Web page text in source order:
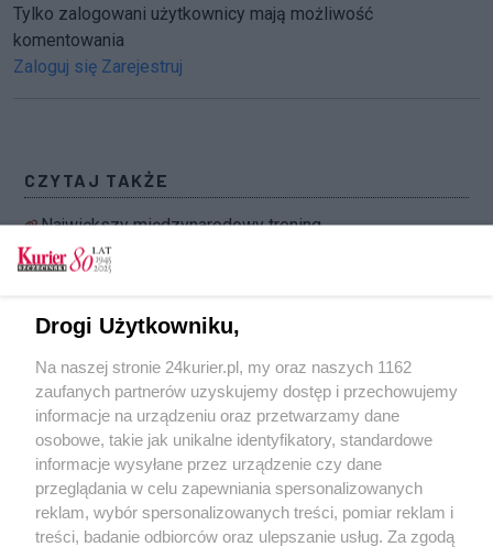
Tylko zalogowani użytkownicy mają możliwość
komentowania
Zaloguj się Zarejestruj
CZYTAJ TAKŻE
Największy międzynarodowy trening
współczesnych wikingów. Wojowie
przygotowują się do bitwy
Rosja atakuje zachodnią Ukrainę. Polskie siły w
pełnej gotowości do reakcji
Policja zatrzymała Ziobrę. Miał być przymusowo
doprowadzony na komisję śledczą
POGODA
16℃
Drogi Użytkowniku,
Na naszej stronie 24kurier.pl, my oraz naszych 1162
zaufanych partnerów uzyskujemy dostęp i przechowujemy
informacje na urządzeniu oraz przetwarzamy dane
osobowe, takie jak unikalne identyfikatory, standardowe
informacje wysyłane przez urządzenie czy dane
przeglądania w celu zapewniania spersonalizowanych
reklam, wybór spersonalizowanych treści, pomiar reklam i
treści, badanie odbiorców oraz ulepszanie usług. Za zgodą